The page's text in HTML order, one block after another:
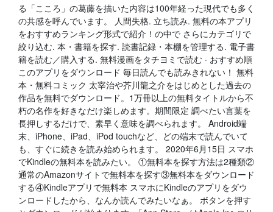
る「こころ」の葛藤を描いた内容は100年経った現代でも多く
の共感を呼んでいます。 人間失格. 立ち読み. 無料の本アプリ
をおすすめランキング形式で紹介！の中で さらにカテゴリで
絞り込む. 本・書籍を探す. 読書記録・本棚を管理する. 電子書
籍を読む／購入する. 無料漫画をタチヨミで読む · おすすめ順
このアプリをダウンロード 毎日読んでも読みきれない！ 無料
本・無料コミック 太宰治や芥川龍之介をはじめとした過去の
作品を無料でダウンロード。1万冊以上の無料タイトルから不
朽の名作を好きなだけ楽しめます。期間限定 調べたい言葉を
長押しするだけで、素早く意味を調べられます。 Android端
末、iPhone、iPad、iPod touchなど、どの端末で読んでいて
も、すぐに続きを読み始められます。 2020年6月15日 スマホ
でKindleの無料本を読みたい。 ①無料本を探す方法は2種類②
通常のAmazonサイトで無料本を探す③無料本をダウンロード
する④Kindleアプリで無料本 スマホにKindleのアプリをダウ
ンロードしたから、なんか読んでみたいなぁ。 ボタンを押す